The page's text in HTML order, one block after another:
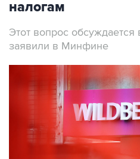
налогам
Этот вопрос обсуждается
заявили в Минфине